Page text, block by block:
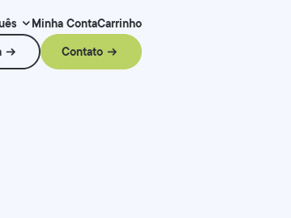
Minha ContaCarrinho
Contato